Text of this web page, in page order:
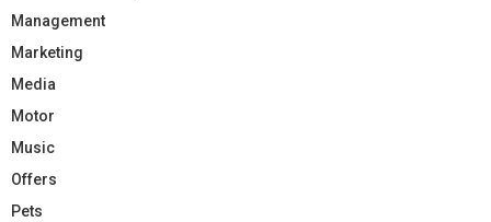
Management
Marketing
Media
Motor
Music
Offers
Pets